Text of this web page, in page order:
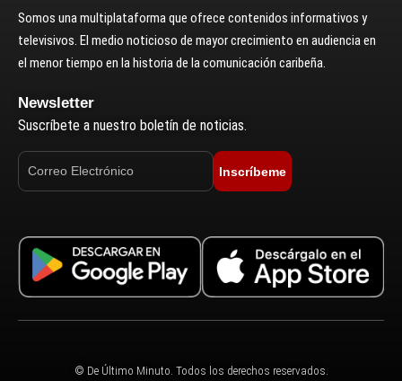
Somos una multiplataforma que ofrece contenidos informativos y
televisivos. El medio noticioso de mayor crecimiento en audiencia en
el menor tiempo en la historia de la comunicación caribeña.
Newsletter
Suscríbete a nuestro boletín de noticias.
Inscríbeme
© De Último Minuto. Todos los derechos reservados.